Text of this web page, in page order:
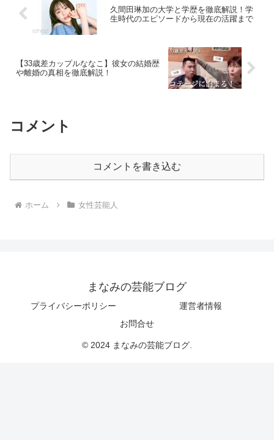
久間田琳加の大学と学歴を徹底解説！学
生時代のエピソードから現在の活躍まで
【33歳差カップルななこ】彼女の結婚歴
や離婚の真相を徹底解説！
コメント
コメントを書き込む
ホーム 女性芸能人
まなみの芸能ブログ
プライバシーポリシー
運営者情報
お問合せ
© 2024 まなみの芸能ブログ.